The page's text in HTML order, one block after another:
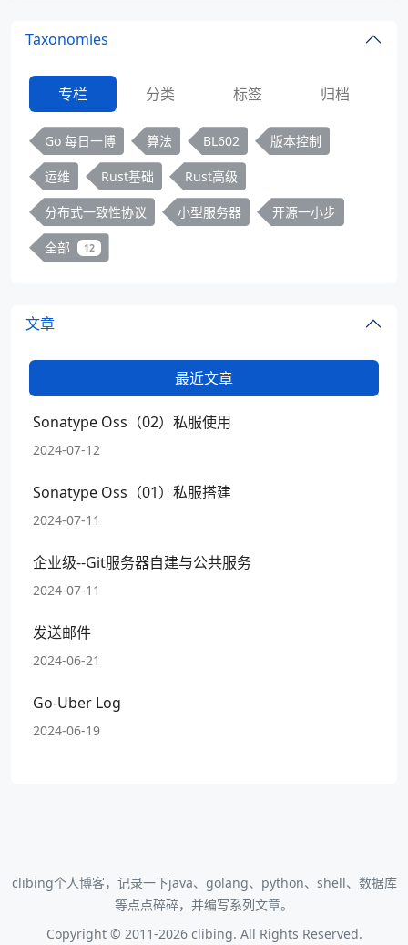
Taxonomies
专栏 分类 标签 归档
Go 每日一博 算法 BL602 版本控制
运维 Rust基础 Rust高级
分布式一致性协议 小型服务器 开源一小步
全部 12
文章
最近文章
Sonatype Oss（02）私服使用
2024-07-12
Sonatype Oss（01）私服搭建
2024-07-11
企业级--Git服务器自建与公共服务
2024-07-11
发送邮件
2024-06-21
Go-Uber Log
2024-06-19
clibing个人博客，记录一下java、golang、python、shell、数据库
等点点碎碎，并编写系列文章。
Copyright © 2011-2026 clibing. All Rights Reserved.